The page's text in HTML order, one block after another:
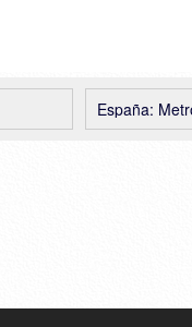
España: